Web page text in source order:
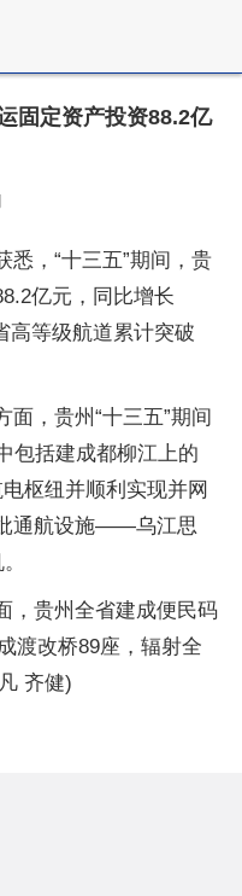
固定资产投资88.2亿
悉，“十三五”期间，贵
亿元，同比增长
高等级航道累计突破
，贵州“十三五”期间
包括建成都柳江上的
枢纽并顺利实现并网
通航设施——乌江思
，贵州全省建成便民码
渡改桥89座，辐射全
齐健)